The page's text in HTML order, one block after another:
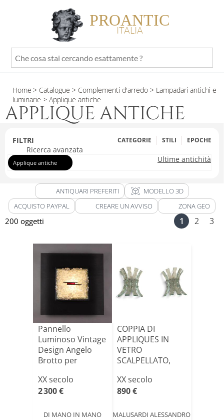
PROANTIC
ITALIA
Che
cosa
cercando
esattamente
?
Home > Catalogue > Complementi d'arredo > Lampadari antichi e
luminarie > Applique antiche
APPLIQUE ANTICHE
FILTRI CATEGORIE STILI EPOCHE
Ricerca avanzata
Ultime antichità
Applique antiche
ANTIQUARI PREFERITI view_in_ar MODELLO 3D
ACQUISTO PAYPAL
CREARE UN AVVISO ZONA GEO
200 oggetti 1 2 3
Pannello
Luminoso Vintage
Design Angelo
Brotto per
XX secolo
2 300 €
DI MANO IN MANO
COPPIA DI
APPLIQUES IN
VETRO
SCALPELLATO,
ARTE, ANN[...]
XX secolo
890 €
MALUSARDI ALESSANDRO